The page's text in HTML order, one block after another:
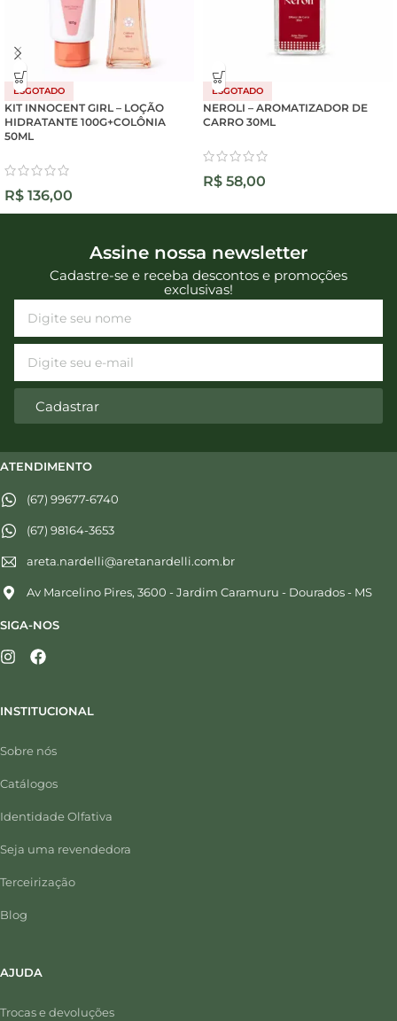
ESGOTADO
KIT INNOCENT GIRL – LOÇÃO
HIDRATANTE 100G+COLÔNIA
50ML
R$ 136,00
ESGOTADO
NEROLI – AROMATIZADOR DE
CARRO 30ML
R$ 58,00
Assine nossa newsletter
Cadastre-se e receba descontos e promoções
exclusivas!
Cadastrar
ATENDIMENTO
(67) 99677-6740
(67) 98164-3653
areta.nardelli@aretanardelli.com.br
Av Marcelino Pires, 3600 - Jardim Caramuru - Dourados - MS
SIGA-NOS
INSTITUCIONAL
Sobre nós
Catálogos
Identidade Olfativa
Seja uma revendedora
Terceirização
Blog
AJUDA
Trocas e devoluções